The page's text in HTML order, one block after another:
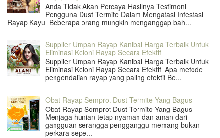
Anda Tidak Akan Percaya Hasilnya Testimoni
Pengguna Dust Termite Dalam Mengatasi Infestasi
Rayap Kayu Beberapa orang mungkin menganggap bah...
Supplier Umpan Rayap Kanibal Harga Terbaik Untuk
Eliminasi Koloni Rayap Secara Efektif
Supplier Umpan Rayap Kanibal Harga Terbaik Untuk
Eliminasi Koloni Rayap Secara Efektif Apa metode
pengendalian rayap yang paling efektif Be...
Obat Rayap Semprot Dust Termite Yang Bagus
Obat Rayap Semprot Dust Termite Yang Bagus
Menjaga hunian tetap nyaman dan aman dari
gangguan serangga pengganggu memang bukan
perkara sepe...